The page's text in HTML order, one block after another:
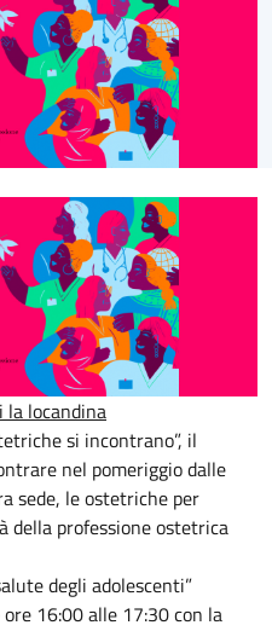
la locandina
si incontrano”, il
nel pomeriggio dalle
sede, le ostetriche per
professione ostetrica
degli adolescenti”
16:00 alle 17:30 con la